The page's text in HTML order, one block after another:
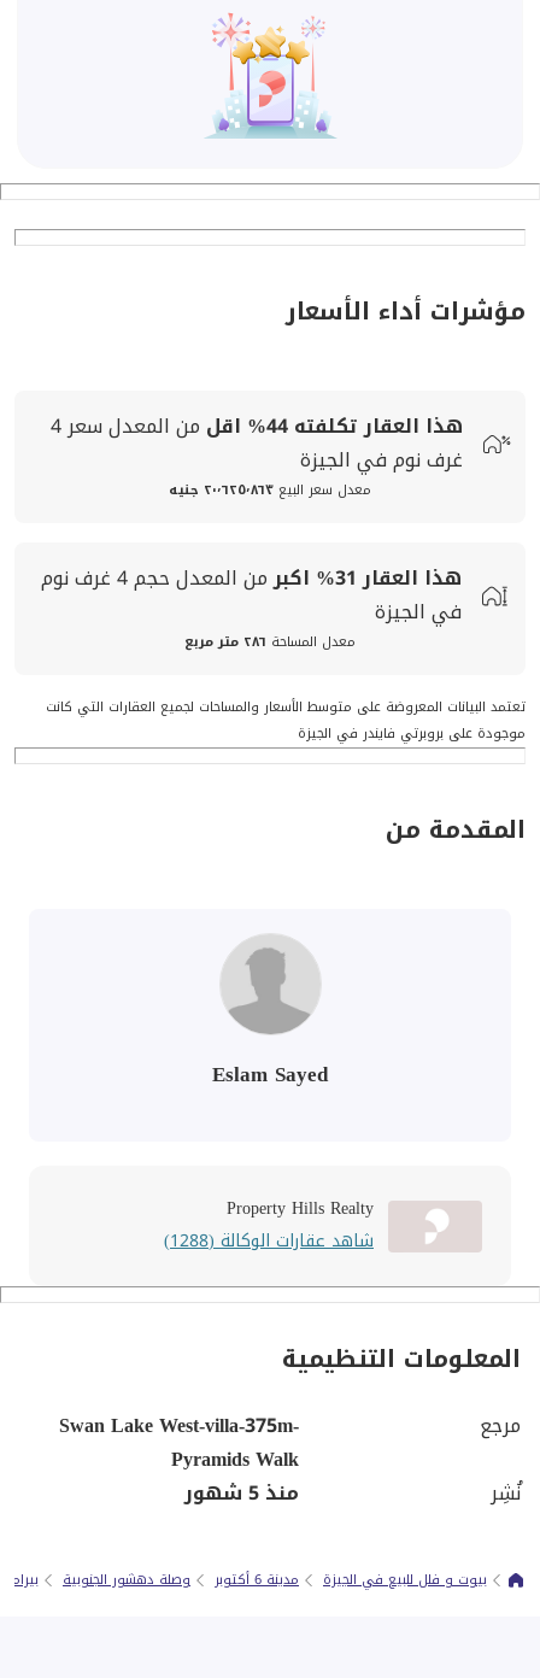
مؤشرات أداء الأسعار
هذا العقار تكلفته44% اقل من المعدلسعر4
غرف نوم في الجيزة
معدل سعر البيع٢٠٬٦٢٥٬٨٦٣ جنيه
هذا العقار 31% اكبرمن المعدلحجم
4 غرف نوم
في الجيزة
معدل المساحة ٢٨٦ متر مربع
تعتمد البيانات المعروضة على متوسط الأسعار والمساحات لجميع العقارات التي كانت
موجودة على بروبرتي فايندر في الجيزة
المقدمة من
Eslam Sayed
Property Hills Realty
شاهد عقارات الوكالة (1288)
المعلومات التنظيمية
مرجع
Swan Lake West-villa-375m-
Pyramids Walk
نُشِر
منذ 5 شهور
بيوت و فلل للبيع في الجيزة مدينة 6 أكتوبر وصلة دهشور الجنوبية